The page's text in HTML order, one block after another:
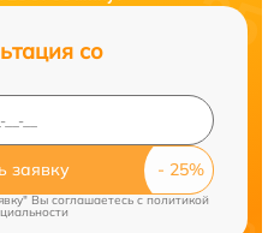
со
заявку
Вы соглашаетесь c политикой